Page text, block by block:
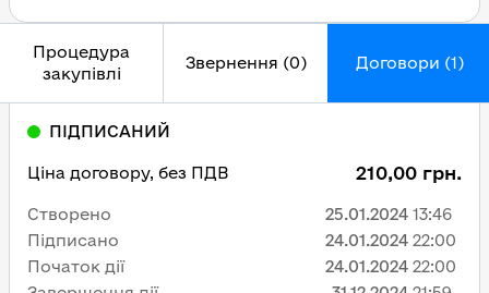
Процедура
закупівлі
Звернення (0) Договори (1)
ПІДПИСАНИЙ
Ціна договору, без ПДВ 210,00 грн.
Створено 25.01.2024 13:46
Підписано
24.01.2024 22:00
Початок дії
24.01.2024 22:00